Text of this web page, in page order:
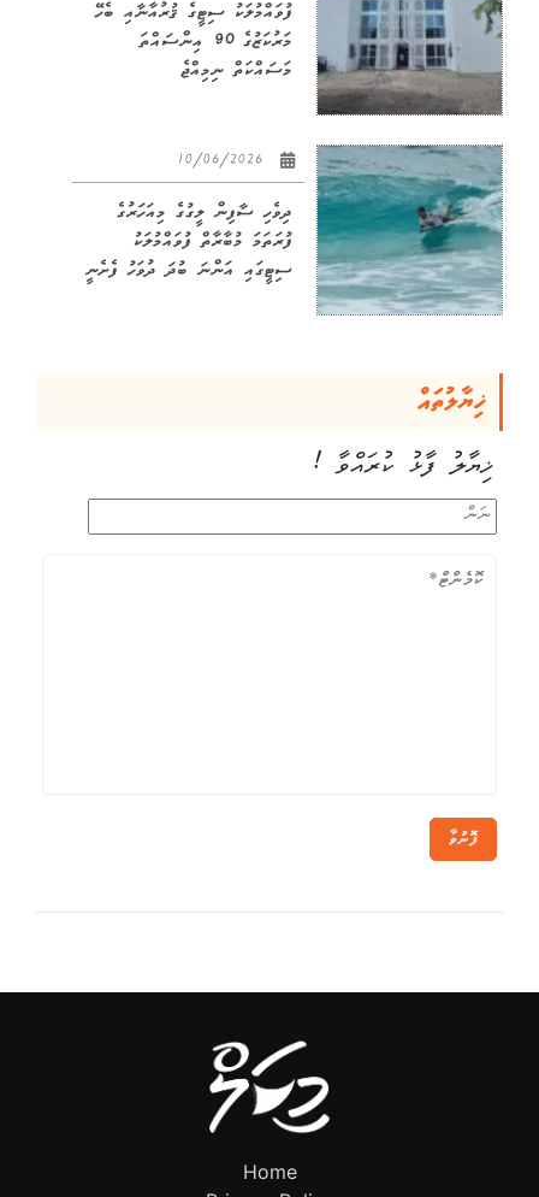
ފުވައްމުލަކު ސިޓީގެ ޤުރުއާނާއި ބެހޭ
މަރުކަޒުގެ 90 އިންސައްތަ
މަސައްކަތް ނިމިއްޖެ
ދިވެހި ސާފިން ލީގުގެ މިއަހަރުގެ
ފުރަތަމަ މުބާރާތް ފުވައްމުލަކު
ސިޓީގައި އަންނަ ބުދަ ދުވަހު ފެށެނީ
ޚިޔާލުތައް
ޚިޔާލު ފާޅު ކުރައްވާ !
ފޮނުވާ
Home